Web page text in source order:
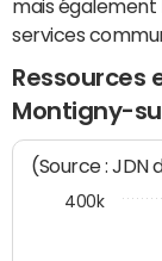
mais également
services
Ressources
Montigny-
(Source : JDN
400k